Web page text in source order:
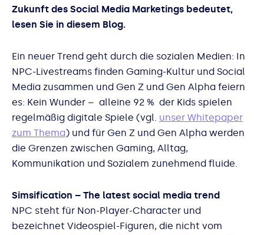
Zukunft des Social Media Marketings bedeutet,
lesen Sie in diesem Blog.
Ein neuer Trend geht durch die sozialen Medien: In
NPC-Livestreams finden Gaming-Kultur und Social
Media zusammen und Gen Z und Gen Alpha feiern
es: Kein Wunder – alleine 92 % der Kids spielen
regelmäßig digitale Spiele (vgl. unser Whitepaper
zum Thema) und für Gen Z und Gen Alpha werden
die Grenzen zwischen Gaming, Alltag,
Kommunikation und Sozialem zunehmend fluide.
Simsification – The latest social media trend
NPC steht für Non-Player-Character und
bezeichnet Videospiel-Figuren, die nicht vom